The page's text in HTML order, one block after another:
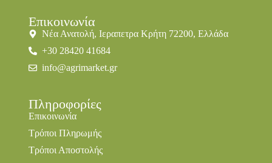
Επικοινωνία
Νέα Ανατολή, Ιεραπετρα Κρήτη 72200, Ελλάδα
+30 28420 41684
info@agrimarket.gr
Πληροφορίες
Επικοινωνία
Τρόποι Πληρωμής
Τρόποι Αποστολής